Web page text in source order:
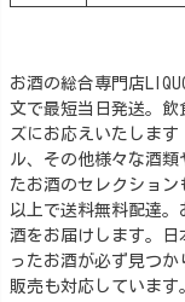
お酒の総合専門店
文で最短当日発送。飲
ズにお応えいたしま
ル、その他様々な酒
たお酒のセレクション
以上で送料無料配達
酒をお届けします。日
ったお酒が必ず見つ
販売も対応しています